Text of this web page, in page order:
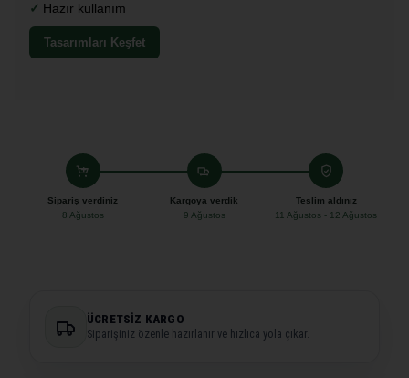
Hazır kullanım
Tasarımları Keşfet
Sipariş verdiniz
8 Ağustos
Kargoya verdik
9 Ağustos
Teslim aldınız
11 Ağustos - 12 Ağustos
ÜCRETSIZ KARGO
Siparişiniz özenle hazırlanır ve hızlıca yola çıkar.